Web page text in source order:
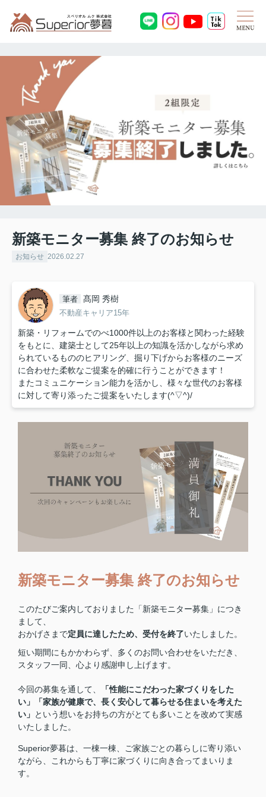
新築モニター募集 終了のお知らせ
お知らせ 2026.02.27
筆者 髙岡 秀樹
不動産キャリア15年
新築・リフォームでのべ1000件以上のお客様と関わった経験
をもとに、建築士として25年以上の知識を活かしながら求め
られているもののヒアリング、掘り下げからお客様のニーズ
に合わせた柔軟なご提案を的確に行うことができます！
またコミュニケーション能力を活かし、様々な世代のお客様
に対して寄り添ったご提案をいたします(^▽^)/
新築モニター募集 終了のお知らせ
このたびご案内しておりました「新築モニター募集」につき
まして、
おかげさまで定員に達したため、受付を終了いたしました。
短い期間にもかかわらず、多くのお問い合わせをいただき、
スタッフ一同、心より感謝申し上げます。
今回の募集を通して、
「性能にこだわった家づくりをした
い」「家族が健康で、長く安心して暮らせる住まいを考えた
い」 という想いをお持ちの方がとても多いことを改めて実感
いたしました。
Superior夢暮は、一棟一棟、ご家族ごとの暮らしに寄り添い
ながら、これからも丁寧に家づくりに向き合ってまいりま
す。